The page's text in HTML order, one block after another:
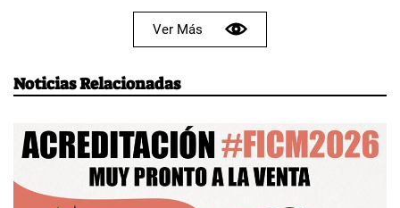
Ver Más
Noticias Relacionadas